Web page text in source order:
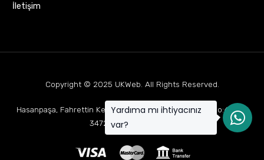
İletişim
Copyright © 2025 UKWeb . All Rights Reserved.
Hasanpaşa, Fahrettin Kerim Gökay Cd Mukaddes Apt No:63 D:1,
34722 Kadıköy/İstanbul
Yardıma mı ihtiyacınız
var?